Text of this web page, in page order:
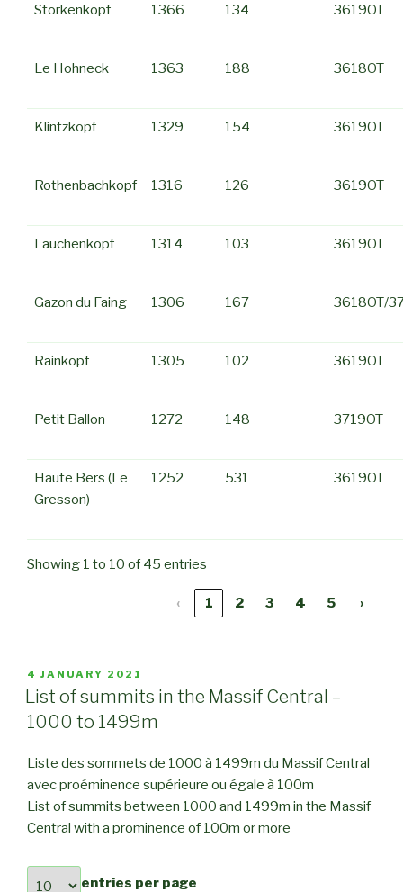
Storkenkopf 1366 134 3619OT
Le Hohneck 1363 188 3618OT
Klintzkopf 1329 154 3619OT
Rothenbachkopf 1316 126 3619OT
Lauchenkopf 1314 103 3619OT
Gazon du Faing 1306 167 3618OT/
Rainkopf 1305 102 3619OT
Petit Ballon 1272 148 3719OT
Haute Bers (Le
Gresson)
1252 531 3619OT
Showing 1 to 10 of 45 entries
‹ 1 2 3 4 5 ›
POSTED
ON
4 JANUARY 2021
List of summits in the Massif Central –
1000 to 1499m
Liste des sommets de 1000 à 1499m du Massif Central
avec proéminence supérieure ou égale à 100m
List of summits between 1000 and 1499m in the Massif
Central with a prominence of 100m or more
entries per page